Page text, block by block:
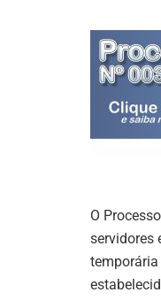
O
servidores